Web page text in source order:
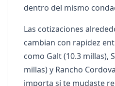
dentro del mismo
Las cotizaciones
cambian con rapidez
como Galt (10.3 millas),
millas) y Rancho
importa si te mudaste